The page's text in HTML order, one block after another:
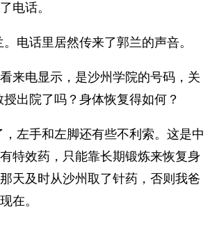
电话。
电话里居然传来了郭兰的声咅。
来电显示，是沙州学院的号码，关
授出院了吗？身体恢复得如何？
，左手和左脚还有些不利索。这是中
特效药，只能靠长期锻炼来恢复身
天及时从沙州取了针药，否则我爸
在。